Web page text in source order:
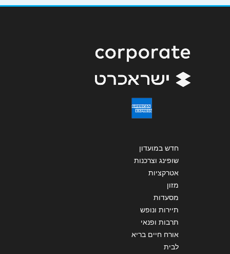
אנא חזרו אלי בקשר ל...
חדש במועדון
שופינג וצרכנות
אטרקציות
מזון
מסעדות
תיירות ונופש
תרבות ופנאי
אורח חיים בריא
לבית